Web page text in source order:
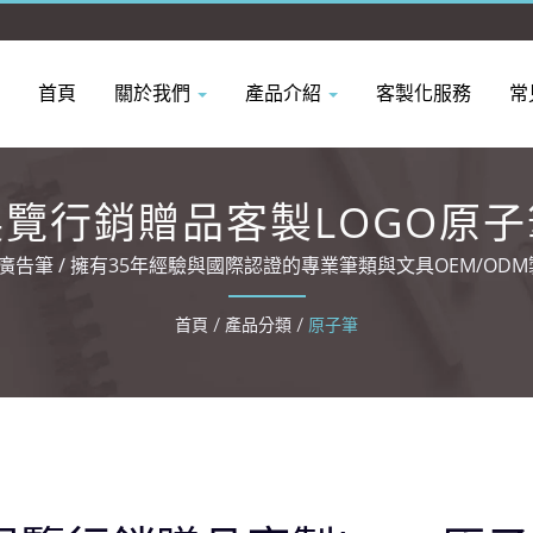
首頁 關於我們 產品介紹 客製化服務
行銷贈品客製LOGO原
告筆 / 擁有35年經驗與國際認證的專業筆類與文具OEM/
首頁 / 產品分類 / 原子筆